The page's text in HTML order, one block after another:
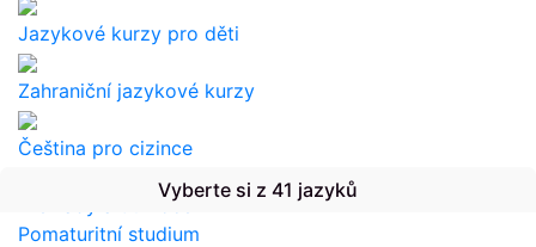
Jazykové kurzy pro děti
Zahraniční jazykové kurzy
Čeština pro cizince
Překlady a tlumočení
Vyberte si z 41 jazyků
Pomaturitní studium